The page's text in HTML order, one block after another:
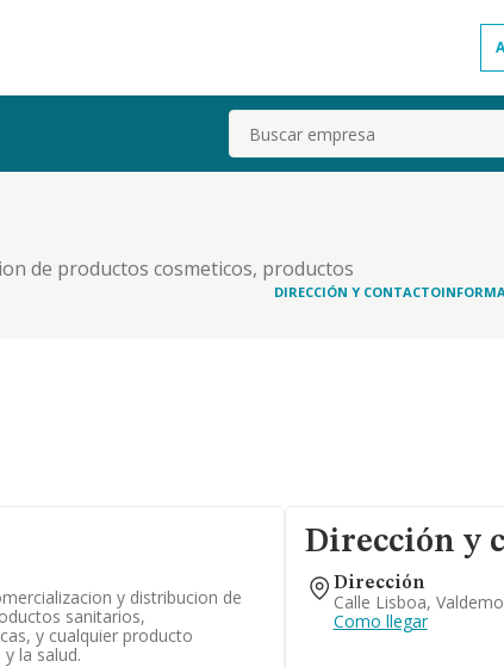
Buscar
de productos cosmeticos, productos
relacionado con la higiene y la salud.
DIRECCIÓN Y CONTACTO
y distribucion de
sanitarios,
y cualquier producto
la salud.
Dirección y
Dirección
Calle Lisboa,
Como llegar